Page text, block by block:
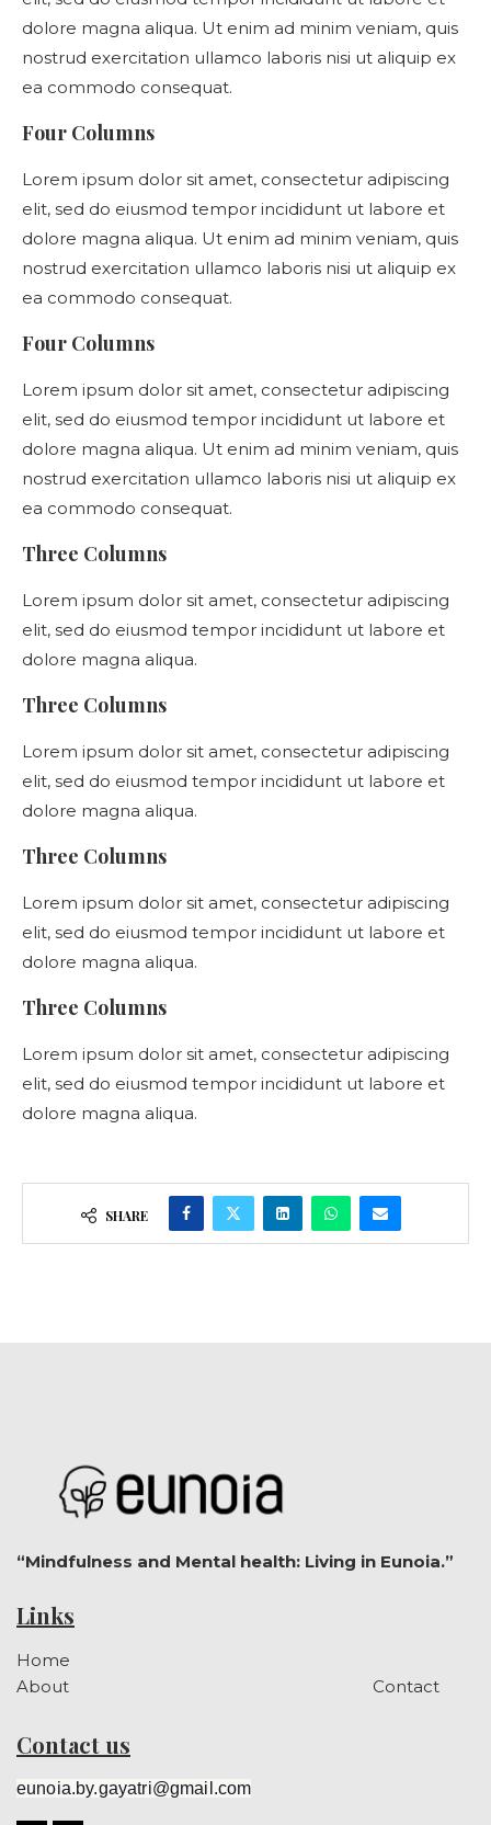
dolore magna aliqua. Ut enim ad minim veniam, quis
nostrud exercitation ullamco laboris nisi ut aliquip ex
ea commodo consequat.
Four Columns
Lorem ipsum dolor sit amet, consectetur adipiscing
elit, sed do eiusmod tempor incididunt ut labore et
dolore magna aliqua. Ut enim ad minim veniam, quis
nostrud exercitation ullamco laboris nisi ut aliquip ex
ea commodo consequat.
Four Columns
Lorem ipsum dolor sit amet, consectetur adipiscing
elit, sed do eiusmod tempor incididunt ut labore et
dolore magna aliqua. Ut enim ad minim veniam, quis
nostrud exercitation ullamco laboris nisi ut aliquip ex
ea commodo consequat.
Three Columns
Lorem ipsum dolor sit amet, consectetur adipiscing
elit, sed do eiusmod tempor incididunt ut labore et
dolore magna aliqua.
Three Columns
Lorem ipsum dolor sit amet, consectetur adipiscing
elit, sed do eiusmod tempor incididunt ut labore et
dolore magna aliqua.
Three Columns
Lorem ipsum dolor sit amet, consectetur adipiscing
elit, sed do eiusmod tempor incididunt ut labore et
dolore magna aliqua.
Three Columns
Lorem ipsum dolor sit amet, consectetur adipiscing
elit, sed do eiusmod tempor incididunt ut labore et
dolore magna aliqua.
SHARE
“Mindfulness and Mental health: Living in Eunoia.”
Links
Home
About
Contact
Contact us
eunoia.by.gayatri@gmail.com